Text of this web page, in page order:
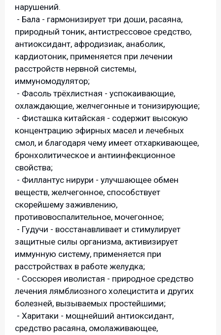
нарушений.
- Бала - гармонизирует три доши, расаяна,
природный тоник, антистрессовое средство,
антиоксидант, афродизиак, анаболик,
кардиотоник, применяется при лечении
расстройств нервной системы,
иммуномодулятор;
- Фасоль трёхлистная - успокаивающие,
охлаждающие, желчегонные и тонизирующие;
- Фисташка китайская - содержит высокую
концентрацию эфирных масел и лечебных
смол, и благодаря чему имеет отхаркивающее,
бронхолитическое и антиинфекционное
свойства;
- Филлантус нирури - улучшающее обмен
веществ, желчегонное, способствует
скорейшему заживлению,
противовоспалительное, мочегонное;
- Гудучи - восстанавливает и стимулирует
защитные силы организма, активизирует
иммунную систему, применяется при
расстройствах в работе желудка;
- Соссюрея иволистая - природное средство
лечения лямблиозного холецистита и других
болезней, вызываемых простейшими;
- Харитаки - мощнейший антиоксидант,
средство расаяна, омолаживающее,